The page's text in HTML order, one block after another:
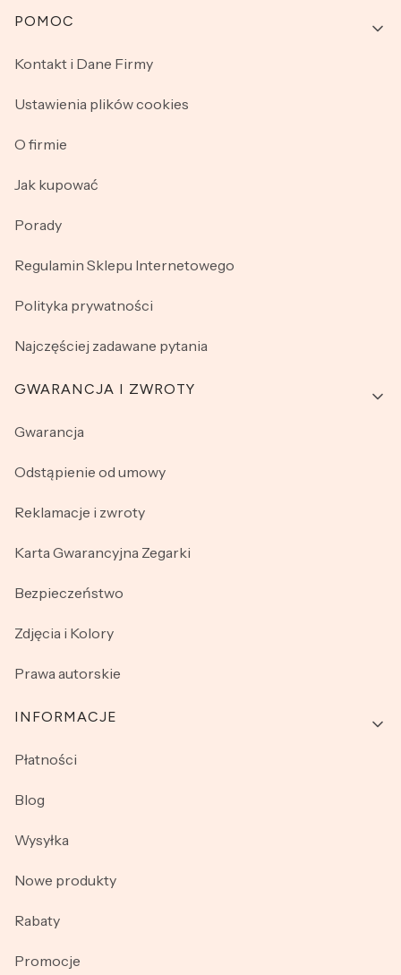
Linki w stopce
POMOC
Kontakt i Dane Firmy
Ustawienia plików cookies
O firmie
Jak kupować
Porady
Regulamin Sklepu Internetowego
Polityka prywatności
Najczęściej zadawane pytania
GWARANCJA I ZWROTY
Gwarancja
Odstąpienie od umowy
Reklamacje i zwroty
Karta Gwarancyjna Zegarki
Bezpieczeństwo
Zdjęcia i Kolory
Prawa autorskie
INFORMACJE
Płatności
Blog
Wysyłka
Nowe produkty
Rabaty
Promocje